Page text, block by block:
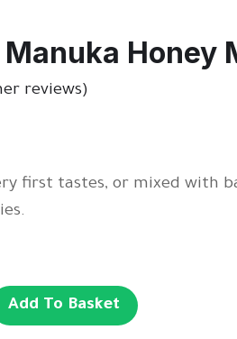
Honey
reviews)
first tastes, or mixed with
Add To Basket